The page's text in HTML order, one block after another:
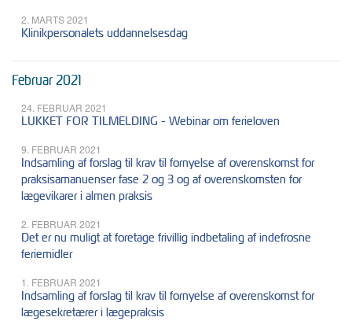
2. MARTS 2021
Klinikpersonalets uddannelsesdag
Februar 2021
24. FEBRUAR 2021
LUKKET FOR TILMELDING - Webinar om ferieloven
9. FEBRUAR 2021
Indsamling af forslag til krav til fornyelse af overenskomst for
praksisamanuenser fase 2 og 3 og af overenskomsten for
lægevikarer i almen praksis
2. FEBRUAR 2021
Det er nu muligt at foretage frivillig indbetaling af indefrosne
feriemidler
1. FEBRUAR 2021
Indsamling af forslag til krav til fornyelse af overenskomst for
lægesekretærer i lægepraksis